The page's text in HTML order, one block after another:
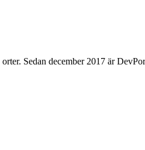
Sedan december 2017 är